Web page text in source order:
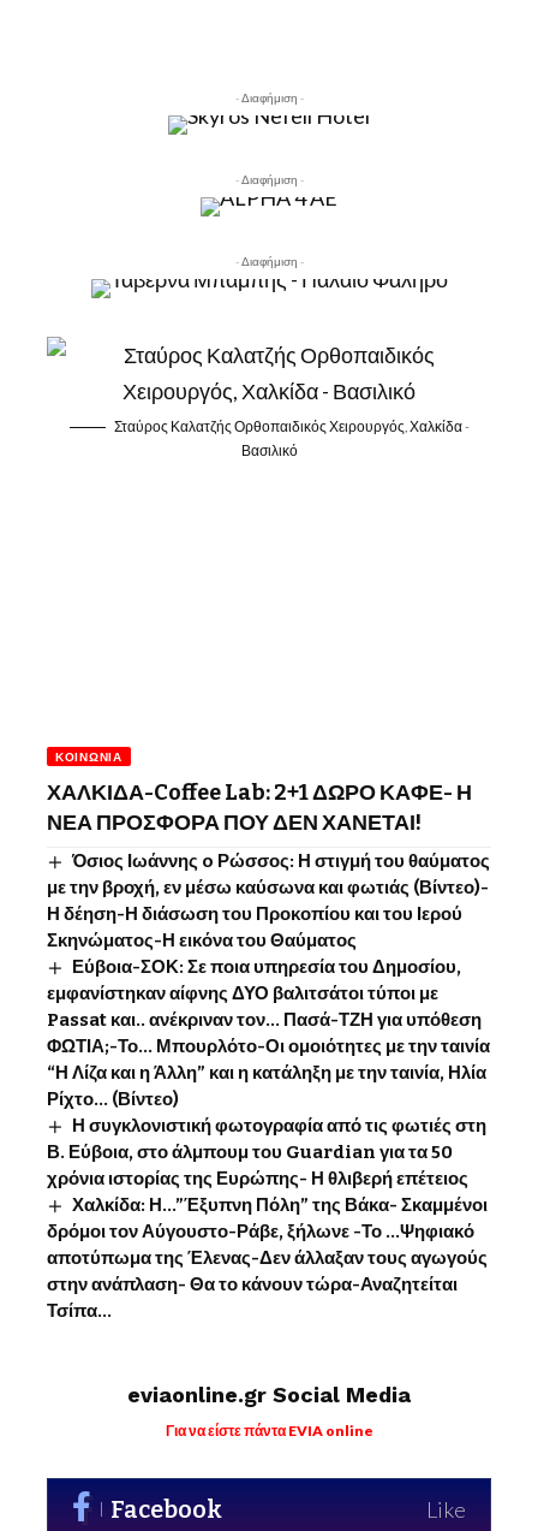
- Διαφήμιση -
- Διαφήμιση -
- Διαφήμιση -
Σταύρος Καλατζής Ορθοπαιδικός Χειρουργός, Χαλκίδα -
Βασιλικό
ΚΟΙΝΩΝΊΑ
ΧΑΛΚΙΔΑ-Coffee Lab: 2+1 ΔΩΡΟ ΚΑΦΕ- Η
ΝΕΑ ΠΡΟΣΦΟΡΑ ΠΟΥ ΔΕΝ ΧΑΝΕΤΑΙ!
Όσιος Ιωάννης o Ρώσσος: Η στιγμή του θαύματος
με την βροχή, εν μέσω καύσωνα και φωτιάς (Βίντεο)-
Η δέηση-Η διάσωση του Προκοπίου και του Ιερού
Σκηνώματος-Η εικόνα του Θαύματος
Εύβοια-ΣΟΚ: Σε ποια υπηρεσία του Δημοσίου,
εμφανίστηκαν αίφνης ΔΥΟ βαλιτσάτοι τύποι με
Passat και.. ανέκριναν τον… Πασά-ΤΖΗ για υπόθεση
ΦΩΤΙΑ;-Το… Μπουρλότο-Οι ομοιότητες με την ταινία
“Η Λίζα και η Άλλη” και η κατάληξη με την ταινία, Ηλία
Ρίχτο… (Βίντεο)
Η συγκλονιστική φωτογραφία από τις φωτιές στη
Β. Εύβοια, στο άλμπουμ του Guardian για τα 50
χρόνια ιστορίας της Ευρώπης- Η θλιβερή επέτειος
Χαλκίδα: Η…”Έξυπνη Πόλη” της Βάκα- Σκαμμένοι
δρόμοι τον Αύγουστο-Ράβε, ξήλωνε -Το …Ψηφιακό
αποτύπωμα της Έλενας-Δεν άλλαξαν τους αγωγούς
στην ανάπλαση- Θα το κάνουν τώρα-Αναζητείται
Τσίπα…
eviaonline.gr Social Media
Για να είστε πάντα EVIA online
Facebook Like